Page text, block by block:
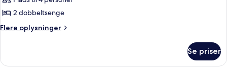
-
2
dobbeltsenge
2 dobbeltsenge
Flere oplysninger
Flere
-
Se priser